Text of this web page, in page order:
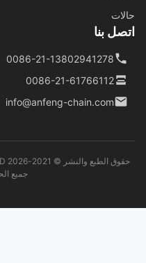
بنا
0086-21-13802941278
0086-21-61766112
info@anfeng-chain.com
جميع